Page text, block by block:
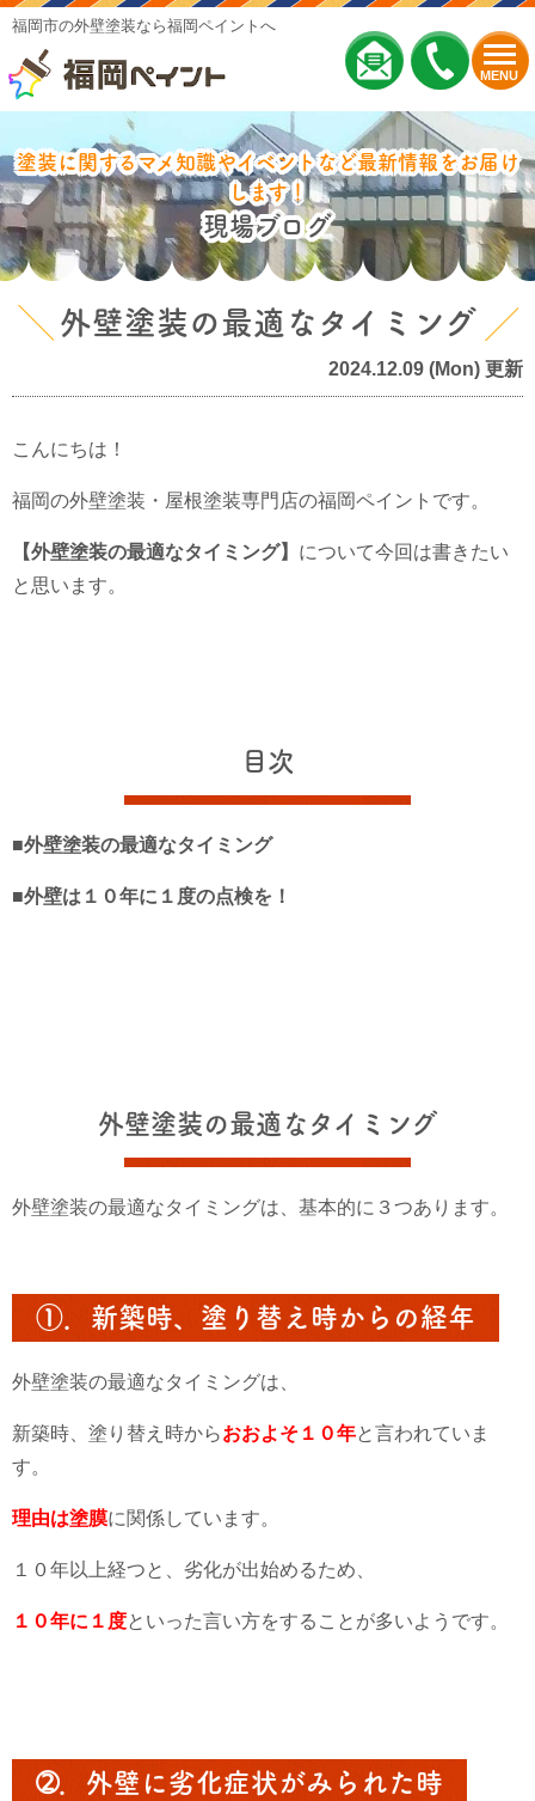
MENU
福岡市の外壁塗装なら福岡ペイントへ
塗装に関するマメ知識やイベントなど最新情報をお届け
します！
現場ブログ
外壁塗装の最適なタイミング
2024.12.09 (Mon) 更新
こんにちは！
福岡の外壁塗装・屋根塗装専門店の福岡ペイントです。
【外壁塗装の最適なタイミング】 について今回は書きたい
と思います。
目次
■外壁塗装の最適なタイミング
■外壁は１０年に１度の点検を！
外壁塗装の最適なタイミング
外壁塗装の最適なタイミングは、基本的に３つあります。
①．新築時、塗り替え時からの経年
外壁塗装の最適なタイミングは、
新築時、塗り替え時からおおよそ１０年と言われていま
す。
理由は塗膜に関係しています。
１０年以上経つと、劣化が出始めるため、
１０年に１度といった言い方をすることが多いようです。
➁．外壁に劣化症状がみられた時